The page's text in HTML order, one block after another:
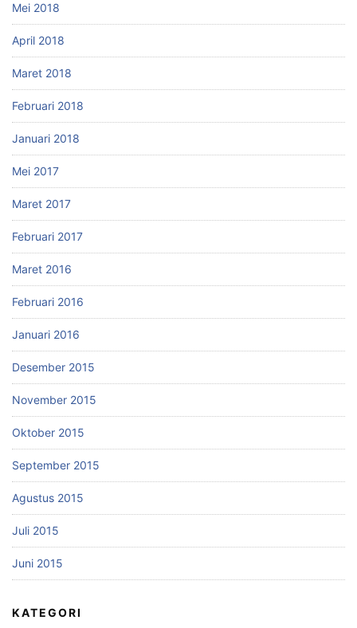
Mei 2018
April 2018
Maret 2018
Februari 2018
Januari 2018
Mei 2017
Maret 2017
Februari 2017
Maret 2016
Februari 2016
Januari 2016
Desember 2015
November 2015
Oktober 2015
September 2015
Agustus 2015
Juli 2015
Juni 2015
KATEGORI